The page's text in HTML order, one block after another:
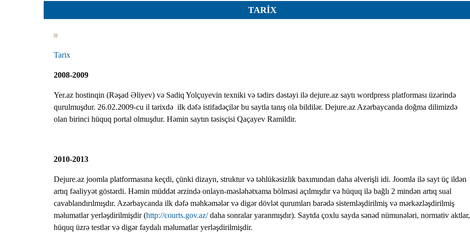
Şikayətlər
Təlimatlar
TARIX
Tarix
2008-2009
Yer.az hostinqin (Rəşad Əliyev) və Sadiq Yolçuyevin texniki və tədirs dəstəyi ilə dejure.az saytı wordpress platforması üzərində
qurulmuşdur. 26.02.2009-cu il tarixdə ilk dəfə istifadəçilər bu saytla tanış ola bildilər. Dejure.az Azərbaycanda doğma dilimizdə
olan birinci hüquq portal olmuşdur. Həmin saytın təsisçisi Qaçayev Ramildir.
2010-2013
Dejure.az joomla platformasına keçdi, çünki dizayn, struktur və təhlükəsizlik baxımından daha əlverişli idi. Joomla ilə sayt üç ildən
artıq fəaliyyət göstərdi. Həmin müddət ərzində onlayn-məsləhətxama bölməsi açılmışdır və hüquq ilə bağlı 2 mindən artıq sual
cavablandırılmışdır. Azərbaycanda ilk dəfə məhkəmələr və digər dövlət qurumları barədə sistemləşdirilmiş və mərkəzləşdirilmiş
məlumatlar yerləşdirilmişdir (http://courts.gov.az/daha sonralar yaranmışdır). Saytda çoxlu sayda sənəd nümunələri, normativ aktlar,
hüquq üzrə testlər və digər faydalı məlumatlar yerləşdirilmişdir.